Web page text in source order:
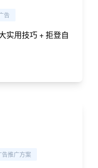
告
实用技巧 + 拒登自
告推广方案